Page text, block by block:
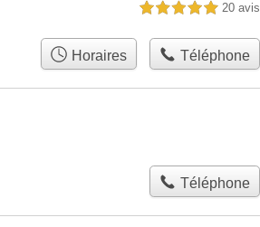
5,0 étoiles sur 5 20 avis
Horaires Téléphone
Téléphone